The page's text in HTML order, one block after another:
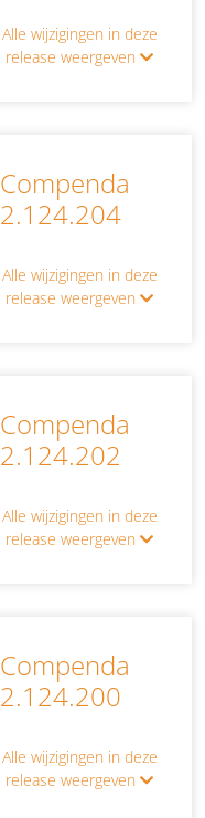
Alle wijzigingen in deze
release weergeven
Compenda
2.124.204
Alle wijzigingen in deze
release weergeven
Compenda
2.124.202
Alle wijzigingen in deze
release weergeven
Compenda
2.124.200
Alle wijzigingen in deze
release weergeven